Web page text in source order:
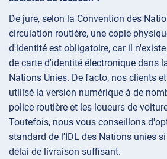
De jure, selon la Convention des
circulation routière, une copie
d'identité est obligatoire, car il
de carte d'identité électronique dans
Nations Unies. De facto, nos clients
utilisé la version numérique à de
police routière et les loueurs de
Toutefois, nous vous conseillons
standard de l'IDL des Nations unies
délai de livraison suffisant.